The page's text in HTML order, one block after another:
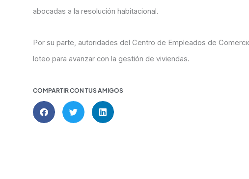
abocadas a la resolución habitacional.
Por su parte, autoridades del Centro de Empleados de
loteo para avanzar con la gestión de viviendas.
COMPARTIR CON TUS AMIGOS